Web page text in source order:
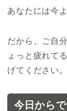
あなたには今
だから、ご自
ょっと疲れて
げてください。
今日から